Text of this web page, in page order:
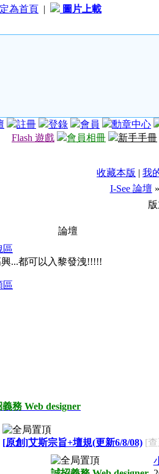
為首頁 | 圖片上載
註冊 登錄 會員
勳章中心
Flash 遊戲
會員相冊 新手手冊
收藏本版 | 我
I-See 論壇
論壇
區
...都可以入黎發洩!!!!!
區
務 Web designer
[原創]艾斯宗旨+壇規(更新6/8/08) [